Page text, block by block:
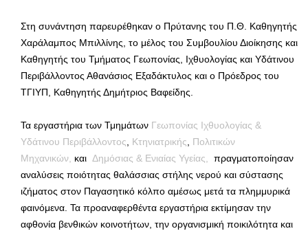
Στη συνάντηση παρευρέθηκαν ο Πρύτανης του Π.Θ. Καθηγητής
Χαράλαμπος Μπιλλίνης, το μέλος του Συμβουλίου Διοίκησης και
Καθηγητής του Τμήματος Γεωπονίας, Ιχθυολογίας και Υδάτινου
Περιβάλλοντος Αθανάσιος Εξαδάκτυλος και ο Πρόεδρος του
ΤΓΙΥΠ, Καθηγητής Δημήτριος Βαφείδης.
Τα εργαστήρια των Τμημάτων Γεωπονίας Ιχθυολογίας &
Υδάτινου Περιβάλλοντος
Κτηνιατρικής
Πολιτικών
Μηχανικών, και Δημόσιας & Ενιαίας Υγείας,
πραγματοποίησαν
αναλύσεις ποιότητας θαλάσσιας στήλης νερού και σύστασης
ιζήματος στον Παγασητικό κόλπο αμέσως μετά τα πλημμυρικά
φαινόμενα. Τα προαναφερθέντα εργαστήρια εκτίμησαν την
αφθονία βενθικών κοινοτήτων, την οργανισμική ποικιλότητα και